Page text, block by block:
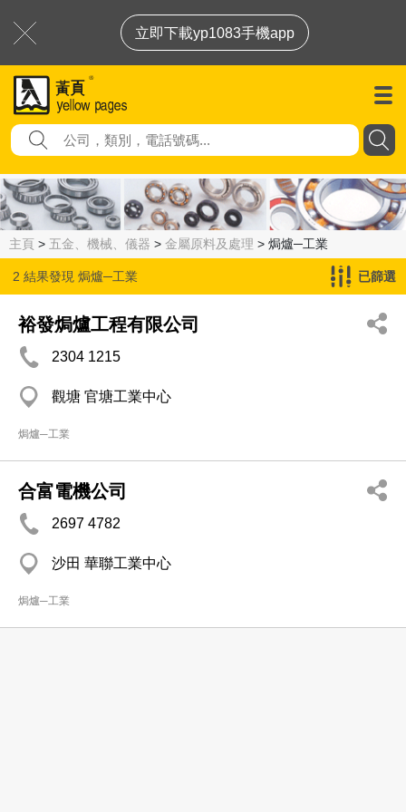
立即下載yp1083手機app
主頁 > 五金、機械、儀器 > 金屬原料及處理 > 焗爐─工業
2 結果發現 焗爐─工業 已篩選
裕發焗爐工程有限公司
2304 1215
觀塘 官塘工業中心
焗爐─工業
合富電機公司
2697 4782
沙田 華聯工業中心
焗爐─工業